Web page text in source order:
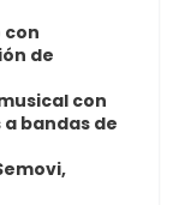
con
de
con
bandas de